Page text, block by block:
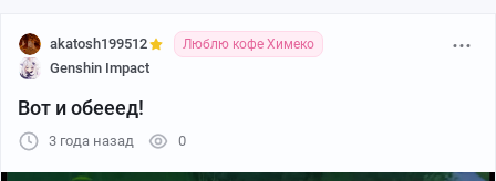
akatosh199512 Люблю кофе Химеко
Genshin Impact
Вот и обееед!
3 года назад 0